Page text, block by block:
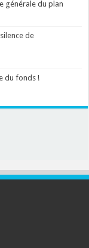
générale du plan
de
du fonds !